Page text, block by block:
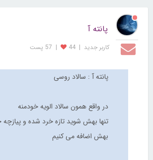
پانته آ
کاربر جديد |
44
| 57 پست
پانته آ : سالاد روسی
در واقع همون سالاد الویه خودمنه
تنها بهش شوید تازه خرد شده و
بهش اضافه می کنیم